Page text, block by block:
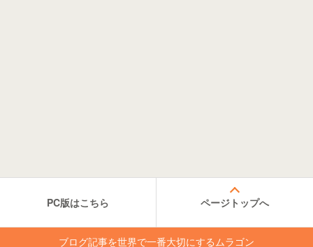
PC版はこちら ページトップへ
ブログ記事を世界で一番大切にするムラゴン